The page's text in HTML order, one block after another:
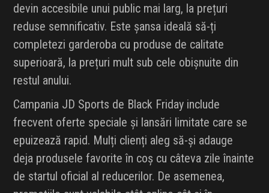
devin accesibile unui public mai larg, la prețuri
reduse semnificativ. Este șansa ideală să-ți
completezi garderoba cu produse de calitate
superioară, la prețuri mult sub cele obișnuite din
restul anului.
Campania JD Sports de Black Friday include
frecvent oferte speciale și lansări limitate care se
epuizează rapid. Mulți clienți aleg să-și adauge
deja produsele favorite în coș cu câteva zile înainte
de startul oficial al reducerilor. De asemenea,